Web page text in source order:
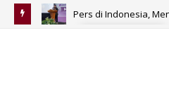
Pers di Indonesia,